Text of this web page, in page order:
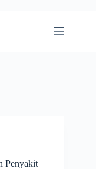
Penyakit